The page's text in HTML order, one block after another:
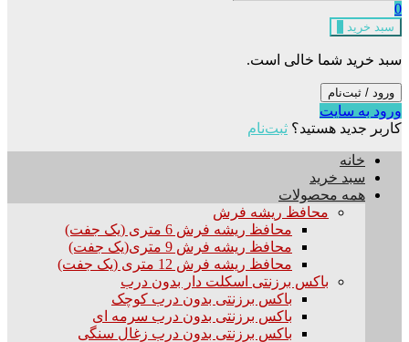
0
سبد خرید
سبد خرید شما خالی است.
ورود / ثبت‌نام
ورود به سایت
کاربر جدید هستید؟ ثبت‌نام
خانه
سبد خرید
همه محصولات
محافظ ریشه فرش
محافظ ریشه فرش 6 متری (یک جفت)
محافظ ریشه فرش 9 متری(یک جفت)
محافظ ریشه فرش 12 متری (یک جفت)
باکس برزنتی اسکلت دار بدون درب
باکس برزنتی بدون درب کوچک
باکس برزنتی بدون درب سرمه ای
باکس برزنتی بدون درب زغال سنگی